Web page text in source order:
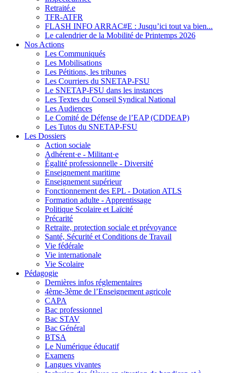
Retraité.e
TFR-ATFR
FLASH INFO ARRAC#E : Jusqu’ici tout va bien...
Le calendrier de la Mobilité de Printemps 2026
Nos Actions
Les Communiqués
Les Mobilisations
Les Pétitions, les tribunes
Les Courriers du SNETAP-FSU
Le SNETAP-FSU dans les instances
Les Textes du Conseil Syndical National
Les Audiences
Le Comité de Défense de l’EAP (CDDEAP)
Les Tutos du SNETAP-FSU
Les Dossiers
Action sociale
Adhérent·e - Militant·e
Égalité professionnelle - Diversité
Enseignement maritime
Enseignement supérieur
Fonctionnement des EPL - Dotation ATLS
Formation adulte - Apprentissage
Politique Scolaire et Laïcité
Précarité
Retraite, protection sociale et prévoyance
Santé, Sécurité et Conditions de Travail
Vie fédérale
Vie internationale
Vie Scolaire
Pédagogie
Dernières infos réglementaires
4ème-3ème de l’Enseignement agricole
CAPA
Bac professionnel
Bac STAV
Bac Général
BTSA
Le Numérique éducatif
Examens
Langues vivantes